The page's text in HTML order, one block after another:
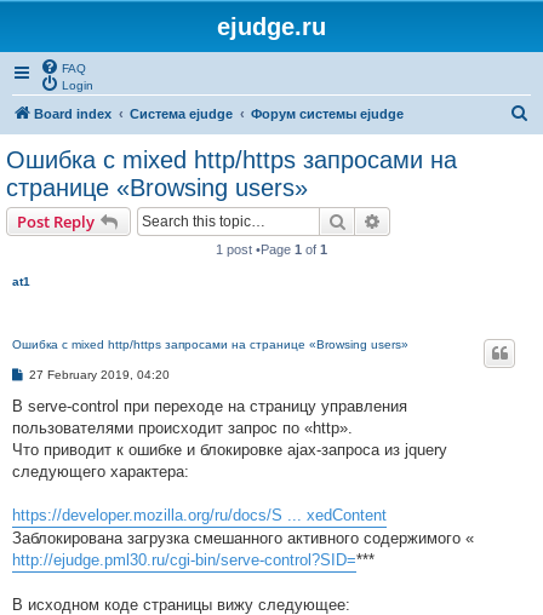
ejudge.ru
FAQ
Login
Board index Система ejudge Форум системы ejudge
Ошибка с mixed http/https запросами на
странице «Browsing users»
Post Reply Search
1 post •Page 1 of 1
at1
Ошибка с mixed http/https запросами на странице «Browsing users»
P
s
27 February 2019, 04:20
В serve-control при переходе на страницу управления
пользователями происходит запрос по «http».
Что приводит к ошибке и блокировке ajax-запроса из jquery
следующего характера:
https://developer.mozilla.org/ru/docs/S ... xedContent
Заблокирована загрузка смешанного активного содержимого «
http://ejudge.pml30.ru/cgi-bin/serve-control?SID=***
В исходном коде страницы вижу следующее: